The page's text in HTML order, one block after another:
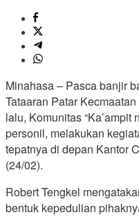
Minahasa – Pasca banjir
Tataaran Patar
lalu, Komunitas “Ka’ampit
personil, melakukan
tepatnya di depan Kantor
(24/02).
Robert Tengkel
bentuk kepedulian